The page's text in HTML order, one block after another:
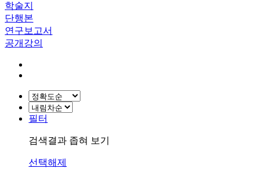
학술지
단행본
연구보고서
공개강의
필터
검색결과 좁혀 보기
선택해제